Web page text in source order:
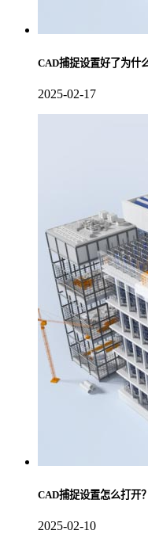
CAD捕捉设置好了为什
2025-02-17
CAD捕捉设置怎么打开
2025-02-10